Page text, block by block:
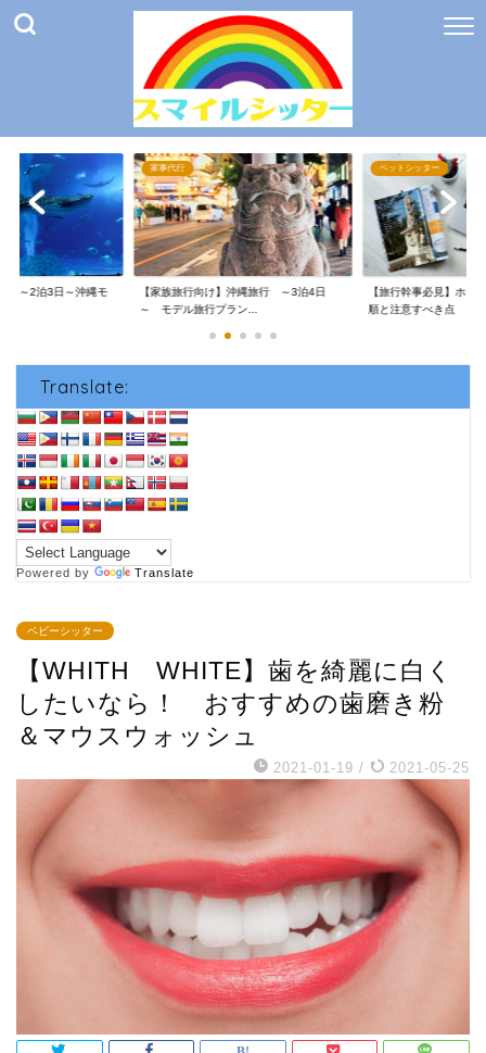
】～2泊3日～沖縄モ
家事代行
【家族旅行向け】沖縄旅行 ～3泊4日
～ モデル旅行プラン...
ペットシッター
【旅行幹事必見】ホ
順と注意すべき点
Translate:
Powered by Translate
ベビーシッター
【WHITH WHITE】歯を綺麗に白く
したいなら！ おすすめの歯磨き粉
＆マウスウォッシュ
2021-01-19 / 2021-05-25